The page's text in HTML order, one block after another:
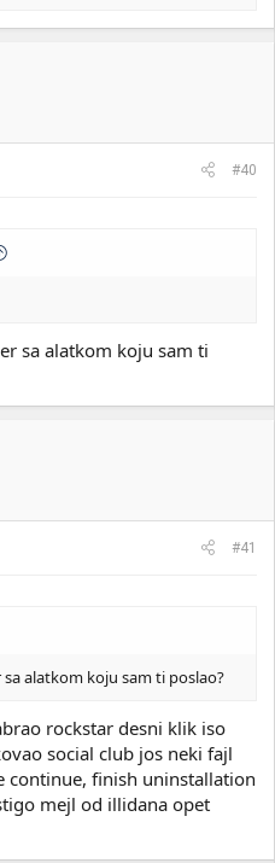
#40
sa alatkom koju sam ti
#41
alatkom koju sam ti poslao?
rockstar desni klik iso
social club jos neki fajl
continue, finish uninstallation
mejl od illidana opet